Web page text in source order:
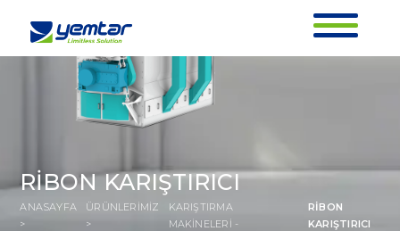
RİBON KARIŞTIRICI
ANASAYFA
>
ÜRÜNLERİMİZ
>
KARIŞTIRMA
MAKİNELERİ -
RİBON
KARIŞTIRICI